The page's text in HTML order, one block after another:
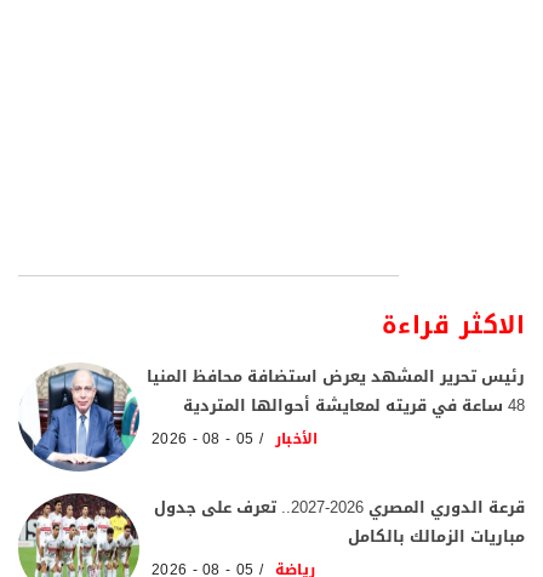
الاكثر قراءة
رئيس تحرير المشهد يعرض استضافة محافظ المنيا
48 ساعة في قريته لمعايشة أحوالها المتردية
الأخبار 05 - 08 - 2026
قرعة الدوري المصري 2026-2027.. تعرف على جدول
مباريات الزمالك بالكامل
رياضة 05 - 08 - 2026